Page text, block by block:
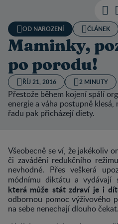
OD NAROZENÍ ČLÁNEK
Maminky,
po porodu!
ŘÍJ 21, 2016 2 MINUTY
Přestože během kojení spálí
energie a váha postupně
řadu pak přicházejí diety.
Všeobecně se ví, že jakékoliv
či zavádění redukčního
nevhodné. Přes veškerá
módnímu diktátu a vydávají
která může stát zdraví je i
odbornou pomoc výživového
na sebe nenechají dlouho čekat.